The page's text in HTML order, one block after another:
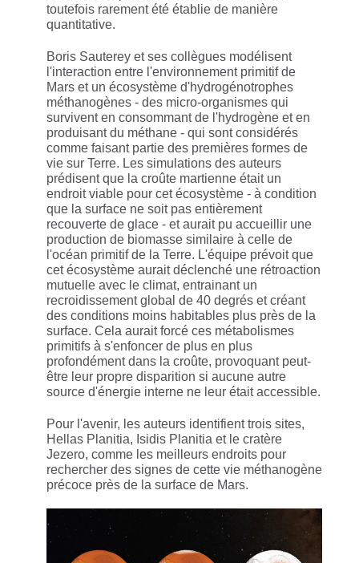
toutefois rarement été établie de manière
quantitative.
Boris Sauterey et ses collègues modélisent
l'interaction entre l'environnement primitif de
Mars et un écosystème d'hydrogénotrophes
méthanogènes - des micro-organismes qui
survivent en consommant de l'hydrogène et en
produisant du méthane - qui sont considérés
comme faisant partie des premières formes de
vie sur Terre. Les simulations des auteurs
prédisent que la croûte martienne était un
endroit viable pour cet écosystème - à condition
que la surface ne soit pas entièrement
recouverte de glace - et aurait pu accueillir une
production de biomasse similaire à celle de
l'océan primitif de la Terre. L'équipe prévoit que
cet écosystème aurait déclenché une rétroaction
mutuelle avec le climat, entrainant un
recroidissement global de 40 degrés et créant
des conditions moins habitables plus près de la
surface. Cela aurait forcé ces métabolismes
primitifs à s'enfoncer de plus en plus
profondément dans la croûte, provoquant peut-
être leur propre disparition si aucune autre
source d'énergie interne ne leur était accessible.
Pour l'avenir, les auteurs identifient trois sites,
Hellas Planitia, Isidis Planitia et le cratère
Jezero, comme les meilleurs endroits pour
rechercher des signes de cette vie méthanogène
précoce près de la surface de Mars.